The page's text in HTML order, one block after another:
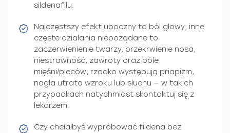
sildenafilu.
Najczęstszy efekt uboczny to ból głowy; inne
częste działania niepożądane to
zaczerwienienie twarzy, przekrwienie nosa,
niestrawność, zawroty oraz bóle
mięśni/pleców; rzadko występują priapizm,
nagła utrata wzroku lub słuchu — w takich
przypadkach natychmiast skontaktuj się z
lekarzem.
Czy chciałbyś wypróbować fildena bez